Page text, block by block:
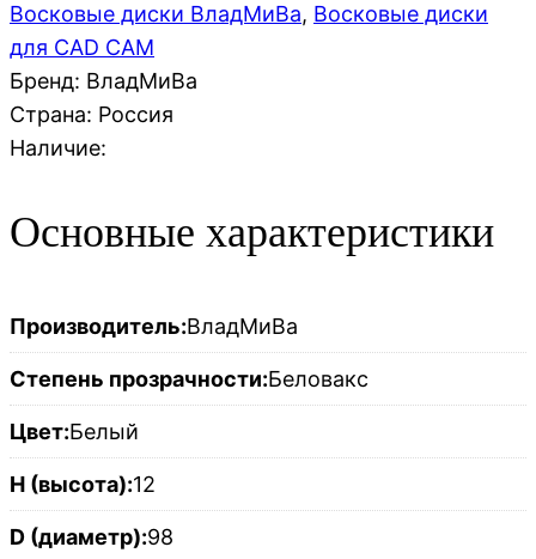
Восковые диски ВладМиВа, Восковые диски
для CAD CAM
Бренд: ВладМиВа
Страна: Россия
Наличие:
Основные характеристики
Производитель:ВладМиВа
Степень прозрачности:Беловакс
Цвет:Белый
H (высота):12
D (диаметр):98